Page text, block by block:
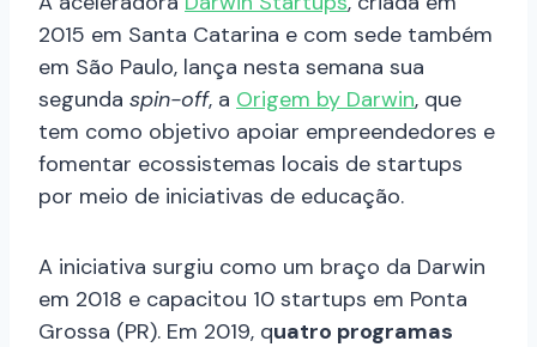
2015 em Santa Catarina e com sede também
em São Paulo, lança nesta semana sua
segunda spin-off, a Origem by Darwin, que
tem como objetivo apoiar empreendedores e
fomentar ecossistemas locais de startups
por meio de iniciativas de educação.
A iniciativa surgiu como um braço da Darwin
em 2018 e capacitou 10 startups em Ponta
Grossa (PR). Em 2019, quatro programas